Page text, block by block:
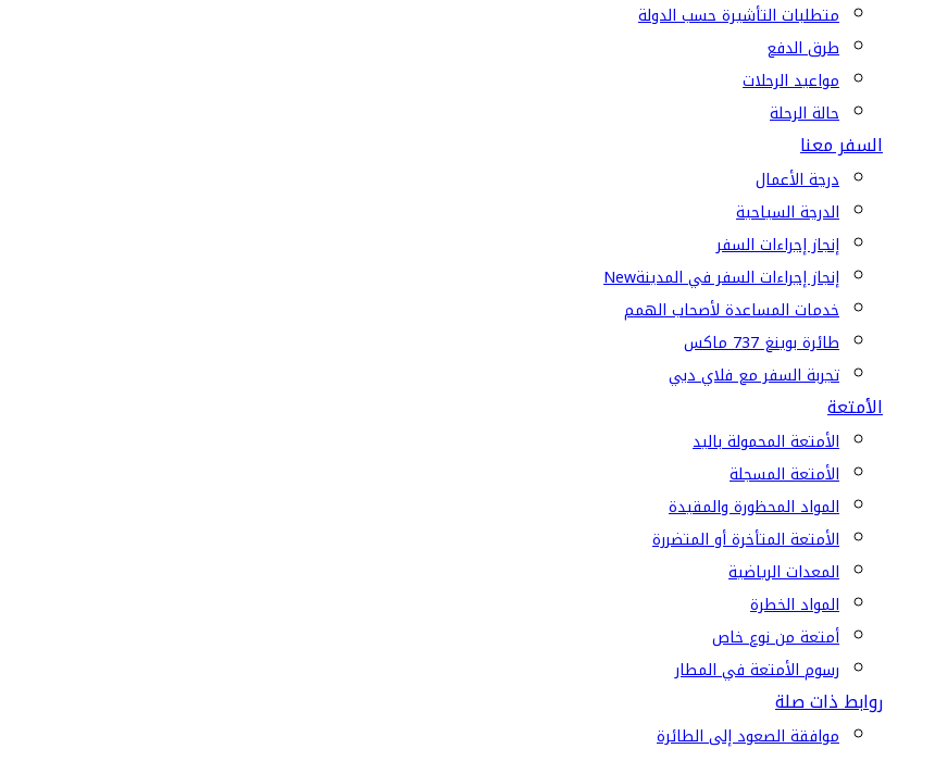
متطلبات التأشيرة حسب الدولة
طرق الدفع
مواعيد الرحلات
حالة الرحلة
السفر معنا
درجة الأعمال
الدرجة السياحية
إنجاز إجراءات السفر
إنجاز إجراءات السفر في المدينةNew
خدمات المساعدة لأصحاب الهمم
طائرة بوينغ 737 ماكس
تجربة السفر مع فلاي دبي
الأمتعة
الأمتعة المحمولة باليد
الأمتعة المسجلة
المواد المحظورة والمقيدة
الأمتعة المتأخرة أو المتضررة
المعدات الرياضية
المواد الخطرة
أمتعة من نوع خاص
رسوم الأمتعة في المطار
روابط ذات صلة
موافقة الصعود إلى الطائرة